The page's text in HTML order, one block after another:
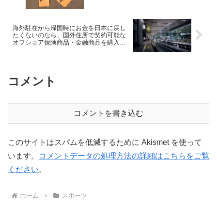
海外駐在から帰国時にお金を日本に戻し
たくないのなら、国外住所で契約可能な
オフショア保険商品・金融商品を購入す
コメント
コメントを書き込む
このサイトはスパムを低減するために Akismet を使って
います。
コメントデータの処理方法の詳細はこちらをご覧
ください。
ホーム スポーツ